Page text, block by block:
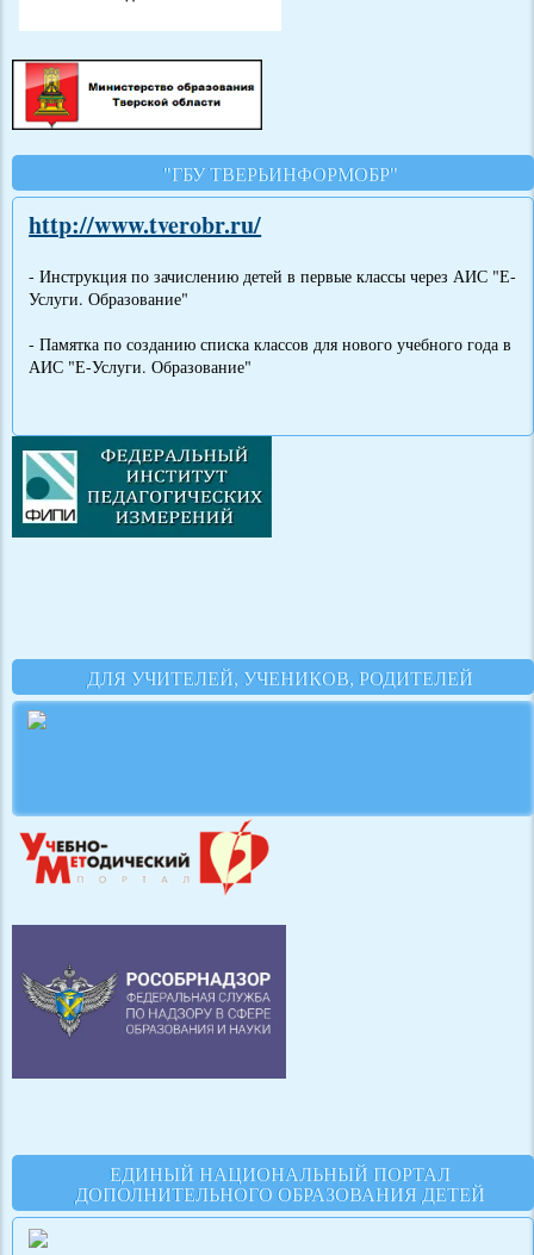
"ГБУ ТВЕРЬИНФОРМОБР"
http://www.tverobr.ru/
- Инструкция по зачислению детей в первые классы через АИС "Е-
Услуги. Образование"
- Памятка по созданию списка классов для нового учебного года в
АИС "Е-Услуги. Образование"
ДЛЯ УЧИТЕЛЕЙ, УЧЕНИКОВ, РОДИТЕЛЕЙ
ЕДИНЫЙ НАЦИОНАЛЬНЫЙ ПОРТАЛ
ДОПОЛНИТЕЛЬНОГО ОБРАЗОВАНИЯ ДЕТЕЙ